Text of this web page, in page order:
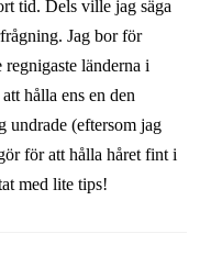
tid. Dels ville jag säga
Jag bor för
länderna i
hålla ens en den
undrade (eftersom jag
för att hålla håret fint i
med lite tips!